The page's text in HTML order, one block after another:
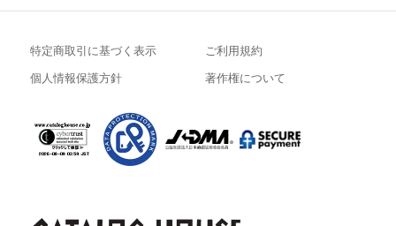
特定商取引に基づく表示 ご利用規約
個人情報保護方針 著作権について